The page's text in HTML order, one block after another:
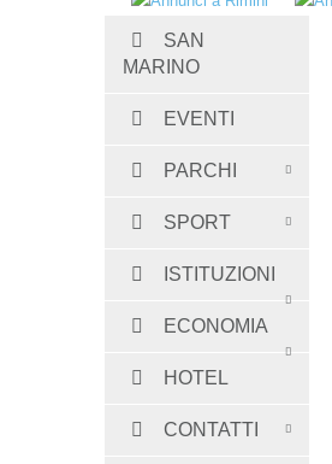
SAN
MARINO
EVENTI
PARCHI
SPORT
ISTITUZIONI
ECONOMIA
HOTEL
CONTATTI